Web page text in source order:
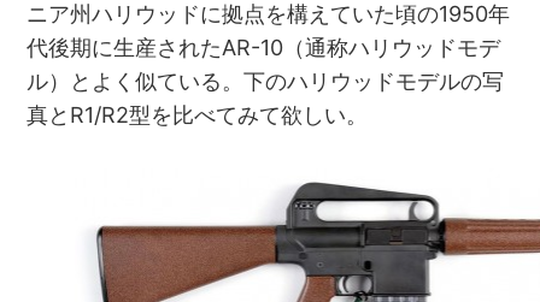
ニア州ハリウッドに拠点を構えていた頃の1950年
代後期に生産されたAR-10（通称ハリウッドモデ
ル）とよく似ている。下のハリウッドモデルの写
真とR1/R2型を比べてみて欲しい。